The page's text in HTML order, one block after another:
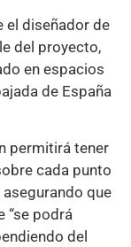
el diseñador de
del proyecto,
en espacios
de España
permitirá tener
cada punto
que
“se podrá
del